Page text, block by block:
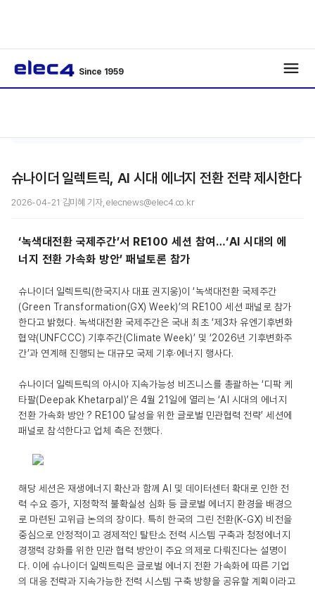
Since 1959
슈나이더 일렉트릭, AI 시대 에너지 전환 전략 제시한다
2026-04-21 김미혜 기자, elecnews@elec4.co.kr
‘녹색대전환 국제주간’서 RE100 세션 참여…‘AI 시대의 에
너지 전환 가속화 방안’ 패널토론 참가
슈나이더 일렉트릭(한국지사 대표 권지웅)이 ‘녹색대전환 국제주간
(Green Transformation(GX) Week)’의 RE100 세션 패널로 참가
한다고 밝혔다. 녹색대전환 국제주간은 국내 최초 ‘제3차 유엔기후변화
협약(UNFCCC) 기후주간(Climate Week)’ 및 ‘2026년 기후변화주
간’과 연계해 진행되는 대규모 국제 기후·에너지 행사다.
슈나이더 일렉트릭의 아시아 지속가능성 비즈니스를 총괄하는 ‘디팍 케
타팔(Deepak Khetarpal)’은 4월 21일에 열리는 ‘AI 시대의 에너지
전환 가속화 방안 ? RE100 달성을 위한 글로벌 민관협력 전략’ 세션에
패널로 참석한다고 업체 측은 전했다.
해당 세션은 재생에너지 확산과 함께 AI 및 데이터센터 확대로 인한 전
력 수요 증가, 지정학적 불확실성 심화 등 글로벌 에너지 환경을 배경으
로 마련된 고위급 논의의 장이다. 특히 한국의 그린 전환(K-GX) 비전을
중심으로 안정적이고 경제적인 탈탄소 전력 시스템 구축과 청정에너지
경쟁력 강화를 위한 민관 협력 방안이 주요 의제로 다뤄진다는 설명이
다. 이에 슈나이더 일렉트릭은 글로벌 에너지 전환 가속화에 따른 기업
의 대응 전략과 지속가능한 전력 시스템 구축 방향을 공유할 계획이라고